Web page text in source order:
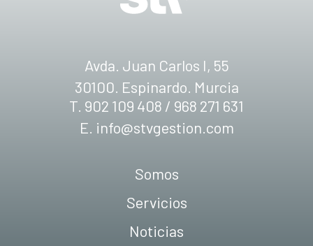
Avda. Juan Carlos I, 55
30100. Espinardo. Murcia
T. 902 109 408 / 968 271 631
E. info@stvgestion.com
Somos
Servicios
Noticias